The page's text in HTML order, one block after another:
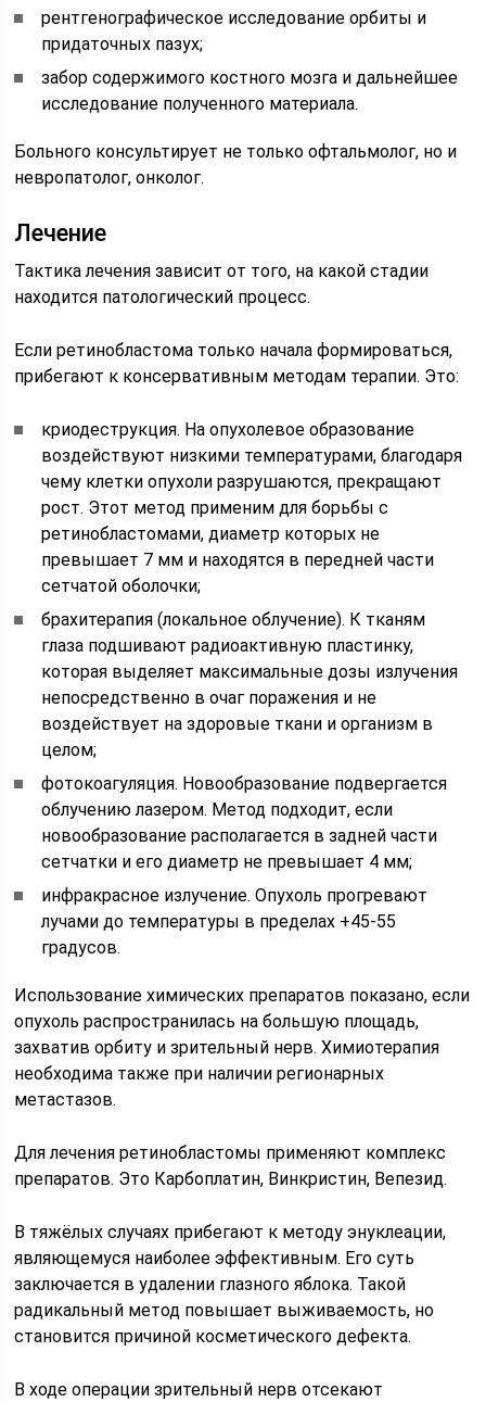
рентгенографическое исследование орбиты и
придаточных пазух;
забор содержимого костного мозга и дальнейшее
исследование полученного материала.
Больного консультирует не только офтальмолог, но и
невропатолог, онколог.
Лечение
Тактика лечения зависит от того, на какой стадии
находится патологический процесс.
Если ретинобластома только начала формироваться,
прибегают к консервативным методам терапии. Это:
криодеструкция. На опухолевое образование
воздействуют низкими температурами, благодаря
чему клетки опухоли разрушаются, прекращают
рост. Этот метод применим для борьбы с
ретинобластомами, диаметр которых не
превышает 7 мм и находятся в передней части
сетчатой оболочки;
брахитерапия (локальное облучение). К тканям
глаза подшивают радиоактивную пластинку,
которая выделяет максимальные дозы излучения
непосредственно в очаг поражения и не
воздействует на здоровые ткани и организм в
целом;
фотокоагуляция. Новообразование подвергается
облучению лазером. Метод подходит, если
новообразование располагается в задней части
сетчатки и его диаметр не превышает 4 мм;
инфракрасное излучение. Опухоль прогревают
лучами до температуры в пределах +45-55
градусов.
Использование химических препаратов показано, если
опухоль распространилась на большую площадь,
захватив орбиту и зрительный нерв. Химиотерапия
необходима также при наличии регионарных
метастазов.
Для лечения ретинобластомы применяют комплекс
препаратов. Это Карбоплатин, Винкристин, Вепезид.
В тяжёлых случаях прибегают к методу энуклеации,
являющемуся наиболее эффективным. Его суть
заключается в удалении глазного яблока. Такой
радикальный метод повышает выживаемость, но
становится причиной косметического дефекта.
В ходе операции зрительный нерв отсекают